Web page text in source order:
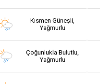
Kısmen Güneşli,
Yağmurlu
Çoğunlukla Bulutlu,
Yağmurlu